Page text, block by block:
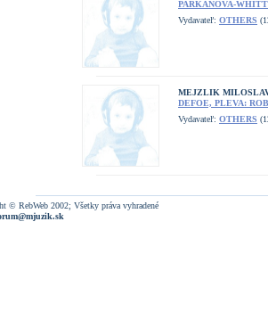
PARKANOVA-
Vydavateľ: OTHERS
MEJZLIK
DEFOE, PLEVA:
Vydavateľ: OTHERS
© RebWeb 2002; Všetky práva vyhradené